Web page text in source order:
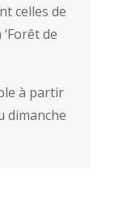
celles de
de
à partir
dimanche